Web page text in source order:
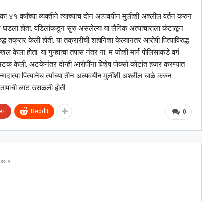
४१ वर्षांच्या व्यक्तीने त्याच्याच दोन अल्पवयीन मुलींशी अश्‍लील वर्तन करुन
होता. वडिलांकडून सुरु असलेल्या या लैगिंक अत्याचाराला कंटाळून
तक्रार केली होती. या तक्रारीची शहानिशा केल्यानंतर आरोपी पित्याविरुद्ध
होता. या गुन्ह्यांचा तपास नंतर ना. म जोशी मार्ग पोलिसाकडे वर्ग
केली. अटकेनंतर दोन्ही आरोपींना विशेष पोक्सो कोर्टात हजर करण्यात
पित्यानेच त्यांच्या तीन अल्पवयीन मुलींशी अश्‍लील चाळे करुन
लाट उसळली होती.
0
ReddIt